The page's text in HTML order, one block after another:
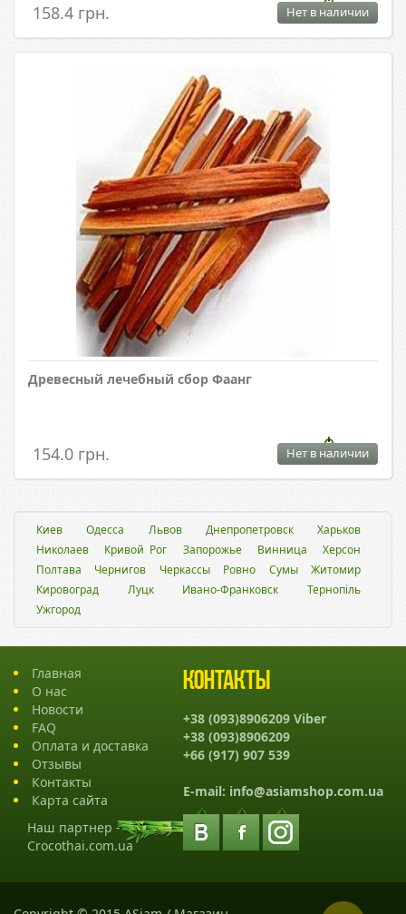
158.4 грн. Нет в наличии
Древесный лечебный сбор Фаанг
154.0 грн. Нет в наличии
Киев Одесса Львов Днепропетровск
Харьков
Николаев
Кривой Рог Запорожье Винница
Херсон
Полтава
Чернигов Черкассы Ровно Сумы
Житомир
Кировоград
Луцк Ивано-Франковск
Тернопіль
Ужгород
Главная
О нас
Новости
FAQ
Оплата и доставка
Отзывы
Контакты
Карта сайта
Наш партнер -
Crocothai.com.ua
Контакты
+38 (093)8906209 Viber
+38 (093)8906209
+66 (917) 907 539
E-mail: info@asiamshop.com.ua